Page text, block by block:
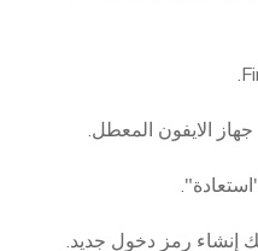
الايفون المعطل.
إنشاء رمز دخول جديد.